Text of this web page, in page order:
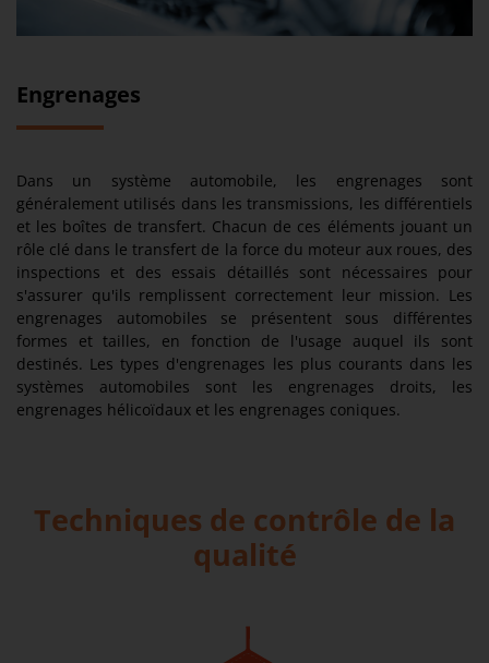
Engrenages
Dans un système automobile, les engrenages sont
généralement utilisés dans les transmissions, les différentiels
et les boîtes de transfert. Chacun de ces éléments jouant un
rôle clé dans le transfert de la force du moteur aux roues, des
inspections et des essais détaillés sont nécessaires pour
s'assurer qu'ils remplissent correctement leur mission. Les
engrenages automobiles se présentent sous différentes
formes et tailles, en fonction de l'usage auquel ils sont
destinés. Les types d'engrenages les plus courants dans les
systèmes automobiles sont les engrenages droits, les
engrenages hélicoïdaux et les engrenages coniques.
Techniques de contrôle de la
qualité